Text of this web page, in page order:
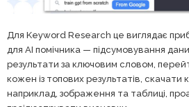
Для Keyword Research це виглядає
для AI помічника — підсумовування
результати за ключовим словом,
кожен із топових результатів, скачати
наприклад, зображення та таблиці,